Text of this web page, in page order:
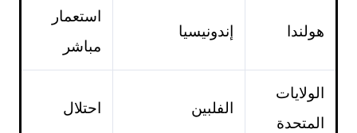
هولندا إندونيسيا
استعمار
مباشر
الولايات
المتحدة
الفلبين احتلال